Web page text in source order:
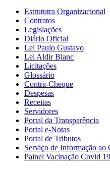
Estrututra Organizacional
Contratos
Legislações
Diário Oficial
Lei Paulo Gustavo
Lei Aldir Blanc
Licitações
Glossário
Contra-Cheque
Despesas
Receitas
Servidores
Portal da Transparência
Portal e-Notas
Portal de Tributos
Serviço de Informação ao
Painel Vacinação Covid 19